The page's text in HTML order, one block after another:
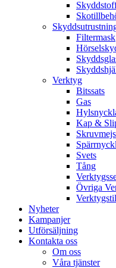
Filtermask
Verktyg
Bitssats
Gas
Kap &
Svets
Tång
Övriga
Nyheter
Kampanjer
Utförsäljning
Kontakta oss
Om oss
Våra tjänster